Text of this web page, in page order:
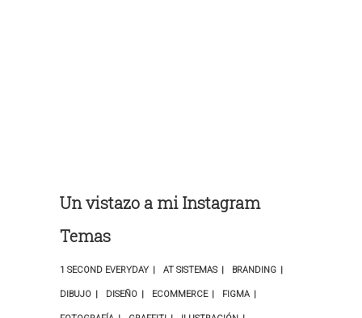
Un vistazo a mi Instagram
Temas
1 SECOND EVERYDAY AT SISTEMAS BRANDING
DIBUJO DISEÑO ECOMMERCE FIGMA